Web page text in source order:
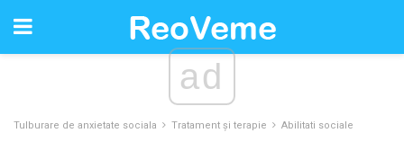
ad
Tulburare de anxietate sociala Tratament și terapie Abilitati sociale